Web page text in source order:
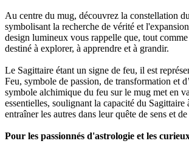
Au centre du mug, découvrez la constellation
symbolisant la recherche de vérité et
design lumineux vous rappelle que, tout
destiné à explorer, à apprendre et à grandir.
Le Sagittaire étant un signe de feu, il est
Feu, symbole de passion, de transformation et
symbole alchimique du feu sur le mug met en
essentielles, soulignant la capacité du Sagittaire
entraîner les autres dans leur quête de sens et
Pour les passionnés d'astrologie et les